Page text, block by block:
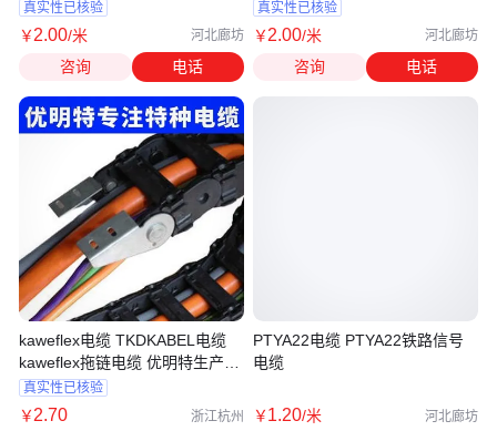
真实性已核验
￥2.00/米 河北廊坊
咨询 电话
kaweflex电缆 TKDKABEL电缆
kaweflex拖链电缆 优明特生产厂
家
真实性已核验
￥2.70 浙江杭州
真实性已核验
￥2.00/米 河北廊坊
咨询 电话
PTYA22电缆 PTYA22铁路信号
电缆
￥1.20/米 河北廊坊